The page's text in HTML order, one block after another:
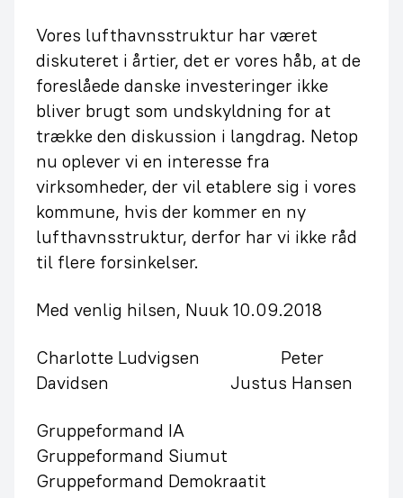
Vores lufthavnsstruktur har været
diskuteret i årtier, det er vores håb, at de
foreslåede danske investeringer ikke
bliver brugt som undskyldning for at
trække den diskussion i langdrag. Netop
nu oplever vi en interesse fra
virksomheder, der vil etablere sig i vores
kommune, hvis der kommer en ny
lufthavnsstruktur, derfor har vi ikke råd
til flere forsinkelser.
Med venlig hilsen, Nuuk 10.09.2018
Charlotte Ludvigsen Peter
Davidsen Justus Hansen
Gruppeformand IA
Gruppeformand Siumut
Gruppeformand Demokraatit